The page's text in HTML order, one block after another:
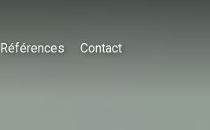
Références Contact